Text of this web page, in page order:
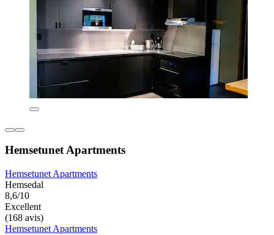
Hemsetunet Apartments
Hemsetunet Apartments
Hemsedal
8,6/10
Excellent
(168 avis)
Hemsetunet Apartments